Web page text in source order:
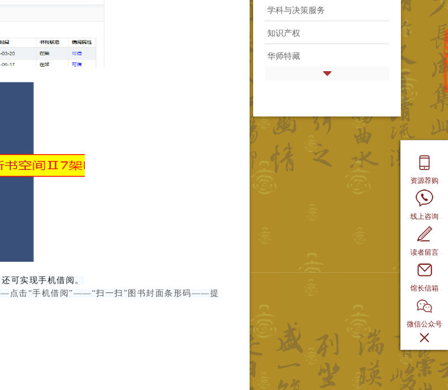
可实现手机借阅。
点击“手机借阅”——“扫一扫”图书封面条形码——提
学科与决策服务
知识产权
华师特藏
资源荐购
线上咨询
读者留言
馆长信箱
微信公众号